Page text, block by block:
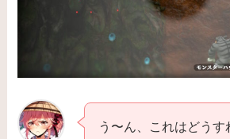
う〜ん、これはどうす